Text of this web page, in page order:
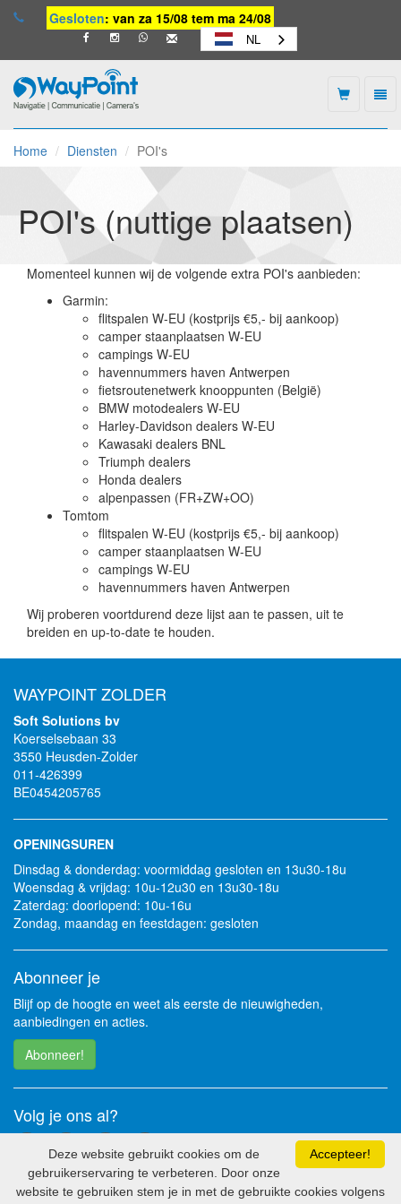
Gesloten: van za 15/08 tem ma 24/08
NL
-
naar
homepage
Home Diensten POI's
POI's (nuttige plaatsen)
Momenteel kunnen wij de volgende extra POI's aanbieden:
Garmin:
flitspalen W-EU (kostprijs €5,- bij aankoop)
camper staanplaatsen W-EU
campings W-EU
havennummers haven Antwerpen
fietsroutenetwerk knooppunten (België)
BMW motodealers W-EU
Harley-Davidson dealers W-EU
Kawasaki dealers BNL
Triumph dealers
Honda dealers
alpenpassen (FR+ZW+OO)
Tomtom
flitspalen W-EU (kostprijs €5,- bij aankoop)
camper staanplaatsen W-EU
campings W-EU
havennummers haven Antwerpen
Wij proberen voortdurend deze lijst aan te passen, uit te
breiden en up-to-date te houden.
WAYPOINT ZOLDER
Soft Solutions bv
Koerselsebaan 33
3550 Heusden-Zolder
011-426399
BE0454205765
OPENINGSUREN
Dinsdag & donderdag: voormiddag gesloten en 13u30-18u
Woensdag & vrijdag: 10u-12u30 en 13u30-18u
Zaterdag: doorlopend: 10u-16u
Zondag, maandag en feestdagen: gesloten
Abonneer je
Blijf op de hoogte en weet als eerste de nieuwigheden,
aanbiedingen en acties.
Abonneer!
Volg je ons al?
Accepteer!
Deze website gebruikt cookies om de
gebruikerservaring te verbeteren. Door onze
website te gebruiken stem je in met de gebruikte cookies volgens